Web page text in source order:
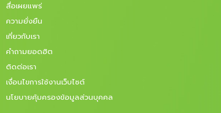
สื่อเผยแพร่
ความยั่งยืน
เกี่ยวกับเรา
คำถามยอดฮิต
ติดต่อเรา
เงื่อนไขการใช้งานเว็บไซต์
นโยบายคุ้มครองข้อมูลส่วนบุคคล